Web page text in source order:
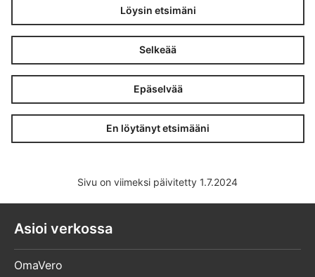
Löysin etsimäni
Selkeää
Epäselvää
En löytänyt etsimääni
Sivu on viimeksi päivitetty 1.7.2024
Asioi verkossa
OmaVero